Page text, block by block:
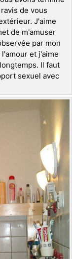
de vous
J'aime
de m'amuser
par mon
et j'aime
Il faut
sexuel avec